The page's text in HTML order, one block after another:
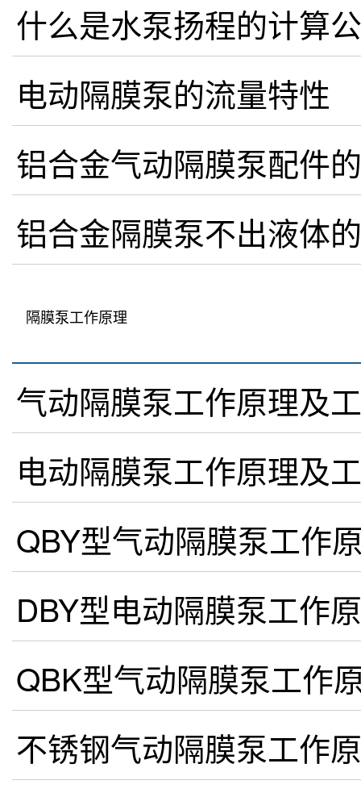
什么是水泵扬程的计算
电动隔膜泵的流量特性
铝合金气动隔膜泵配件
铝合金隔膜泵不出液体
隔膜泵工作原理
气动隔膜泵工作原理及
电动隔膜泵工作原理及
QBY型气动隔膜泵工作
DBY型电动隔膜泵工作
QBK型气动隔膜泵工作
不锈钢气动隔膜泵工作